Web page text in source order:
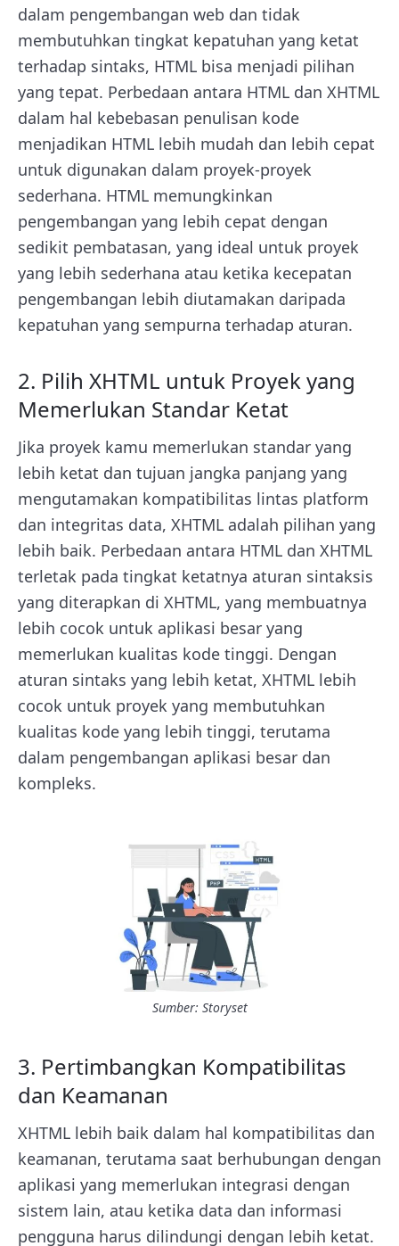
dalam pengembangan web dan tidak
membutuhkan tingkat kepatuhan yang ketat
terhadap sintaks, HTML bisa menjadi pilihan
yang tepat. Perbedaan antara HTML dan XHTML
dalam hal kebebasan penulisan kode
menjadikan HTML lebih mudah dan lebih cepat
untuk digunakan dalam proyek-proyek
sederhana. HTML memungkinkan
pengembangan yang lebih cepat dengan
sedikit pembatasan, yang ideal untuk proyek
yang lebih sederhana atau ketika kecepatan
pengembangan lebih diutamakan daripada
kepatuhan yang sempurna terhadap aturan.
2. Pilih XHTML untuk Proyek yang
Memerlukan Standar Ketat
Jika proyek kamu memerlukan standar yang
lebih ketat dan tujuan jangka panjang yang
mengutamakan kompatibilitas lintas platform
dan integritas data, XHTML adalah pilihan yang
lebih baik. Perbedaan antara HTML dan XHTML
terletak pada tingkat ketatnya aturan sintaksis
yang diterapkan di XHTML, yang membuatnya
lebih cocok untuk aplikasi besar yang
memerlukan kualitas kode tinggi. Dengan
aturan sintaks yang lebih ketat, XHTML lebih
cocok untuk proyek yang membutuhkan
kualitas kode yang lebih tinggi, terutama
dalam pengembangan aplikasi besar dan
kompleks.
Sumber: Storyset
3. Pertimbangkan Kompatibilitas
dan Keamanan
XHTML lebih baik dalam hal kompatibilitas dan
keamanan, terutama saat berhubungan dengan
aplikasi yang memerlukan integrasi dengan
sistem lain, atau ketika data dan informasi
pengguna harus dilindungi dengan lebih ketat.